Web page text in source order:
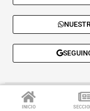
INICIO
© 2026 - El Sol de